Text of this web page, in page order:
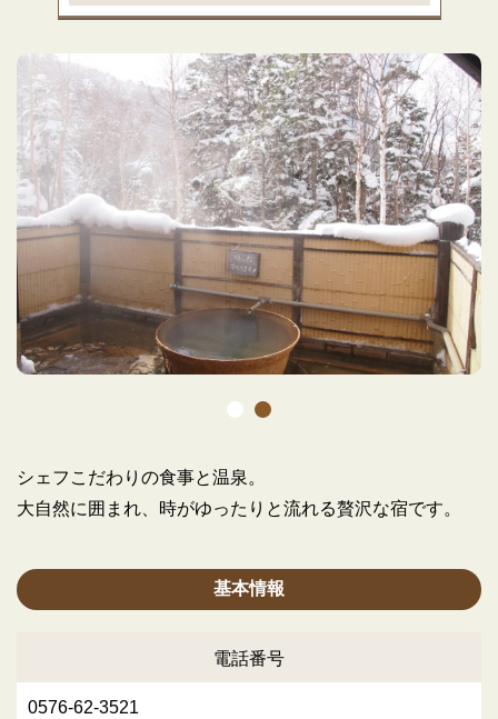
シェフこだわりの食事と温泉。
大自然に囲まれ、時がゆったりと流れる贅沢な宿です。
基本情報
電話番号
0576-62-3521